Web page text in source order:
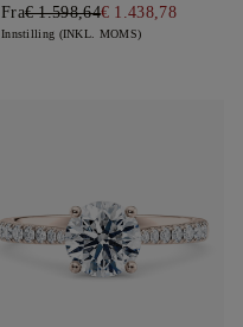
Fra€ 1.598,64€ 1.438,78
Innstilling (INKL. MOMS)